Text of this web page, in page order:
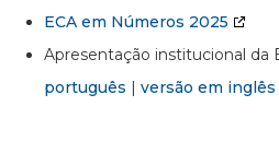
ECA em Números 2025
Apresentação institucional da
português | versão em inglês